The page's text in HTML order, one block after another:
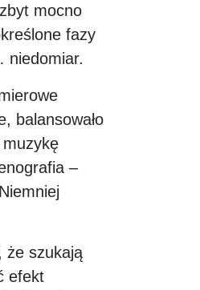
mocno
fazy
niedomiar.
balansowało
–
że szukają
efekt